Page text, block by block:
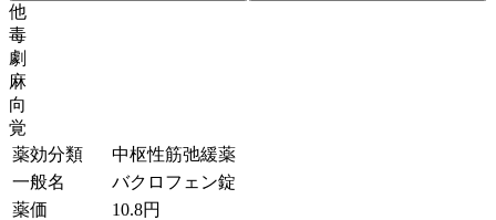
他
毒
劇
麻
向
覚
薬効分類
中枢性筋弛緩薬
一般名
バクロフェン錠
薬価
10.8円